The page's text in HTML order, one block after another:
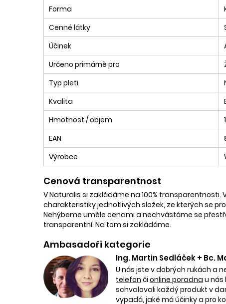
Forma
Cenné látky
Účinek
Určeno primárně pro
Typ pleti
Kvalita
Hmotnost / objem
EAN
Výrobce
Cenová transparentnost
V Naturalis si zakládáme na 100%
charakteristiky jednotlivých složek, ze kterých se
Nehýbeme uměle cenami a nechvástáme se
transparentní. Na tom si zakládáme.
Ambasadoři kategorie
Ing. Martin Sedláček + Bc.
U nás jste v dobrých rukách a
telefon či online poradna u nás
schvalovali každý produkt v
vypadá, jaké má účinky a pro